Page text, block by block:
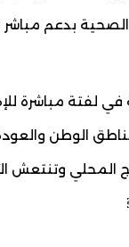
بدعم مباشر
في لفتة مباشرة
الوطن
المحلي وتنتعش